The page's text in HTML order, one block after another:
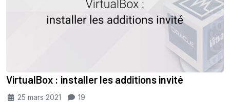
VirtualBox : installer les additions invité
25 mars 2021 19